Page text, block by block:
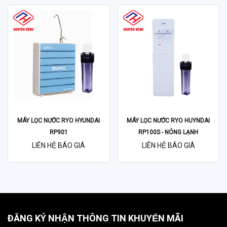
MÁY LỌC NƯỚC RYO HYUNDAI
RP901
LIÊN HỆ BÁO GIÁ
MÁY LỌC NƯỚC RYO HUYNDAI
RP100S - NÓNG LẠNH
LIÊN HỆ BÁO GIÁ
ĐĂNG KÝ NHẬN THÔNG TIN KHUYẾN MÃI